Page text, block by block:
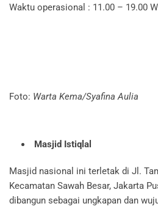
Waktu operasional : 11.00 – 19.00
Foto: Warta Kema/Syafina Aulia
Masjid Istiqlal
Masjid nasional ini terletak di Jl.
Kecamatan Sawah Besar, Jakarta
dibangun sebagai ungkapan dan